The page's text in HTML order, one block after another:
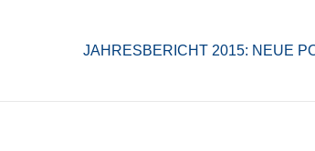
JAHRESBERICHT 2015: NEUE